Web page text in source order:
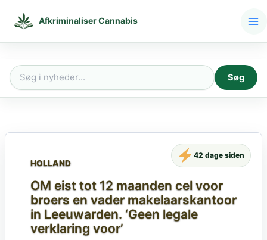
Afkriminaliser Cannabis
Søg
Søg
HOLLAND
OM eist tot 12 maanden cel voor
broers en vader makelaarskantoor
in Leeuwarden. ‘Geen legale
verklaring voor’
42 dage siden